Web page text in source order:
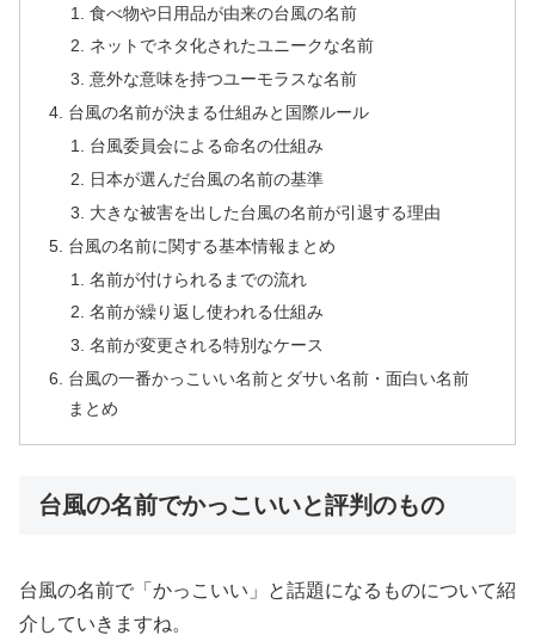
食べ物や日用品が由来の台風の名前
ネットでネタ化されたユニークな名前
意外な意味を持つユーモラスな名前
台風の名前が決まる仕組みと国際ルール
台風委員会による命名の仕組み
日本が選んだ台風の名前の基準
大きな被害を出した台風の名前が引退する理由
台風の名前に関する基本情報まとめ
名前が付けられるまでの流れ
名前が繰り返し使われる仕組み
名前が変更される特別なケース
台風の一番かっこいい名前とダサい名前・面白い名前
まとめ
台風の名前でかっこいいと評判のもの
台風の名前で「かっこいい」と話題になるものについて紹
介していきますね。